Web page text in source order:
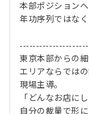
本部ポジション
年功序列ではな
東京本部からの
エリアならでは
現場主導。
「どんなお店に
自分の裁量で形に